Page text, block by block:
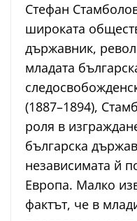
Стефан
широката
държавник,
младата
(1887–1894),
роля в
българска
независимата й
Европа. Малко
фактът, че в